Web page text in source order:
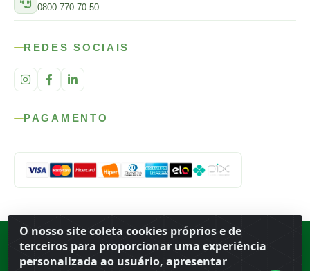
O nosso site coleta cookies próprios e de
terceiros para proporcionar uma experiência
personalizada ao usuário, apresentar
0800 770 70 50
REDES SOCIAIS
PAGAMENTO
Porto Ferreira ·BR
13.669-899· CNPJ 56.679.863/0001-91
© 2026 Atacado Ideal